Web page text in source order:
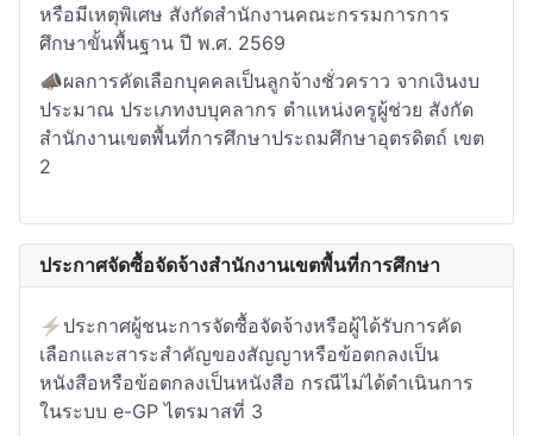
หรือมีเหตุพิเศษ สังกัดสำนักงานคณะกรรมการการ
ศึกษาขั้นพื้นฐาน ปี พ.ศ. 2569
📣ผลการคัดเลือกบุคคลเป็นลูกจ้างชั่วคราว จากเงินงบ
ประมาณ ประเภทงบบุคลากร ตำแหน่งครูผู้ช่วย สังกัด
สำนักงานเขตพื้นที่การศึกษาประถมศึกษาอุตรดิตถ์ เขต
2
ประกาศจัดซื้อจัดจ้างสำนักงานเขตพื้นที่การศึกษา
⚡ประกาศผู้ชนะการจัดซื้อจัดจ้างหรือผู้ได้รับการคัด
เลือกและสาระสำคัญของสัญญาหรือข้อตกลงเป็น
หนังสือหรือข้อตกลงเป็นหนังสือ กรณีไม่ได้ดำเนินการ
ในระบบ e-GP ไตรมาสที่ 3